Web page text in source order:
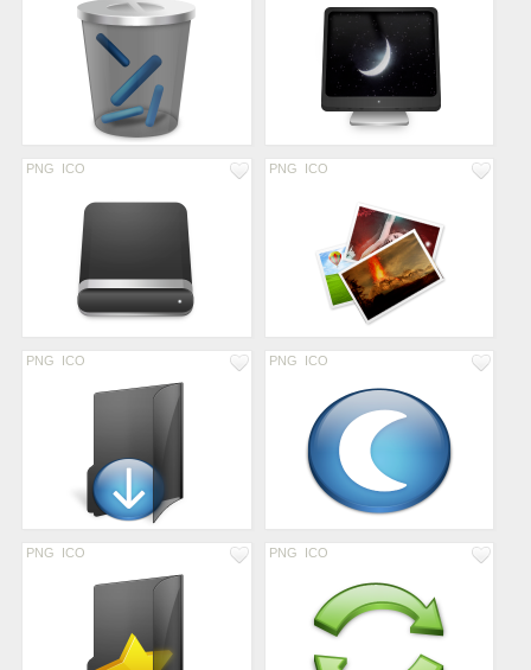
PNG ICO PNG ICO
PNG ICO PNG ICO
PNG ICO PNG ICO